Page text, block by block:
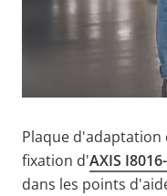
Plaque d'adaptation
fixation d'AXIS
dans les points